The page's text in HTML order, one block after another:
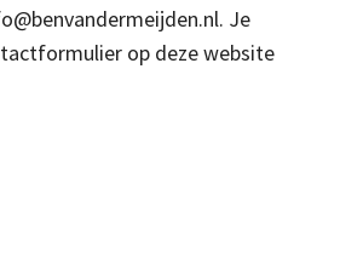
Je
op deze website